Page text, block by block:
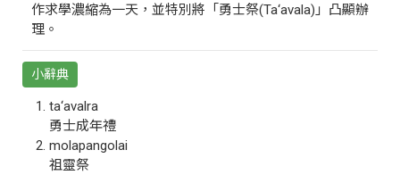
作求學濃縮為一天，並特別將「勇士祭(Ta‘avala)」凸顯辦
理。
小辭典
ta‘avalra
勇士成年禮
molapangolai
祖靈祭